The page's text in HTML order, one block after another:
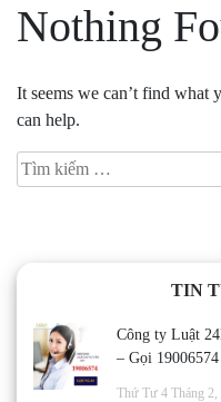
Nothing
It seems we can’t find what
can help.
Tìm
kiếm
TIN
Công ty Luật
– Gọi 19006574
Thứ Tư 4 Tháng 2,